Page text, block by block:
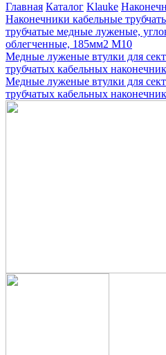
Главная Каталог Klauke
Наконечники кабельные
трубчатые медные луженые,
облегченные, 185мм2 М10
Медные луженые втулки для
трубчатых кабельных
Медные луженые втулки для
трубчатых кабельных